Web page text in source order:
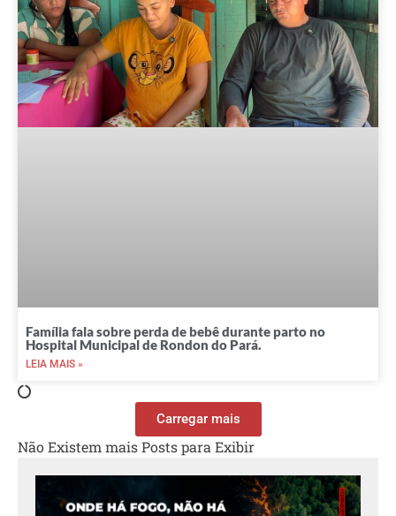
Família fala sobre perda de bebê durante parto no
Hospital Municipal de Rondon do Pará.
LEIA MAIS »
Carregar mais
Não Existem mais Posts para Exibir